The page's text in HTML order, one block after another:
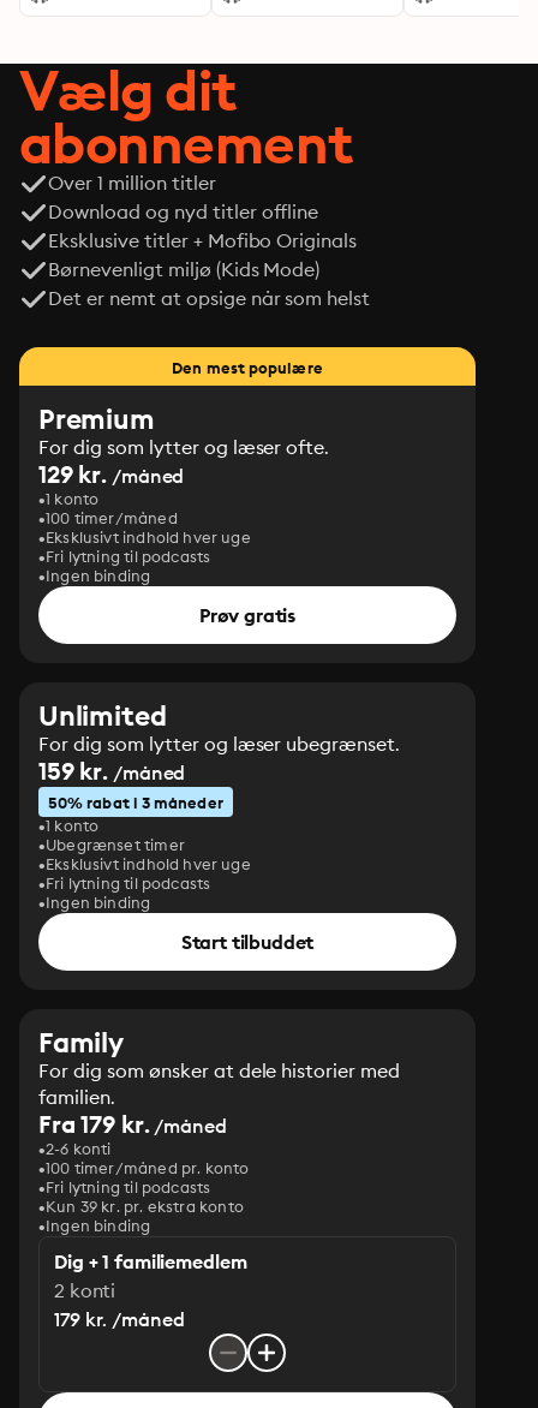
Vælg dit
abonnement
Over 1 million titler
Download og nyd titler offline
Eksklusive titler + Mofibo Originals
Børnevenligt miljø (Kids Mode)
Det er nemt at opsige når som helst
Den mest populære
Premium
For dig som lytter og læser ofte.
129 kr. /måned
1 konto
100 timer/måned
Eksklusivt indhold hver uge
Fri lytning til podcasts
Ingen binding
Prøv gratis
Unlimited
For dig som lytter og læser ubegrænset.
159 kr. /måned
50% rabat i 3 måneder
1 konto
Ubegrænset timer
Eksklusivt indhold hver uge
Fri lytning til podcasts
Ingen binding
Start tilbuddet
Family
For dig som ønsker at dele historier med
familien.
Fra 179 kr./måned
2-6 konti
100 timer/måned pr. konto
Fri lytning til podcasts
Kun 39 kr. pr. ekstra konto
Ingen binding
Dig + 1 familiemedlem
2 konti
179 kr. /måned